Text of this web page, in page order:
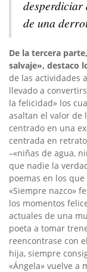
desperdiciar
de una
De la tercera
salvaje», destaco
de las actividades
llevado a
la felicidad» los
asaltan el valor de
centrado en una
centrada en
–«niñas de agua,
que nadie la
poemas en los
«Siempre nazco»
los momentos
actuales de una
poeta a tomar
reencontrase con
hija, siempre
«Ángela» vuelve a